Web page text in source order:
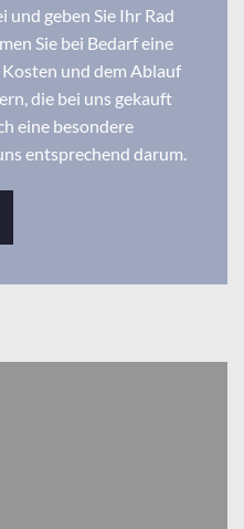
und geben Sie Ihr Rad
Sie bei Bedarf eine
und dem Ablauf
die bei uns gekauft
eine besondere
entsprechend darum.